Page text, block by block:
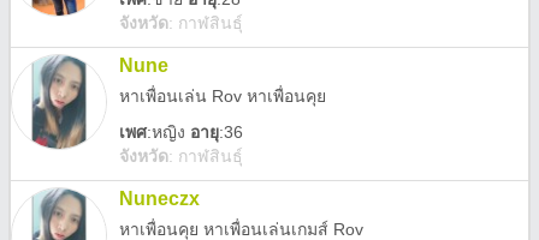
จังหวัด: กาฬสินธุ์
Nune
หาเพื่อนเล่น Rov หาเพื่อนคุย
เพศ:หญิง อายุ:36
จังหวัด: กาฬสินธุ์
Nuneczx
หาเพื่อนคุย หาเพื่อนเล่นเกมส์ Rov